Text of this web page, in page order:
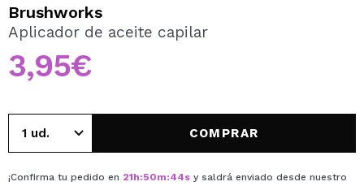
Al crear una cuenta en Maquillalia.com podrás realizar
tus compras rápidamente, revisar el estado de tus
pedidos y consultar tus operaciones anteriores.
CREAR CUENTA
Brushworks
Aplicador de aceite capilar
3,95€
COMPRAR
¡Confirma tu pedido en 21h:50m:44s y saldrá enviado desde nuestro